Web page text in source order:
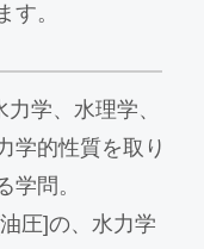
す。
学、水理学、
学的性質を取り
学問。
圧]の、水力学